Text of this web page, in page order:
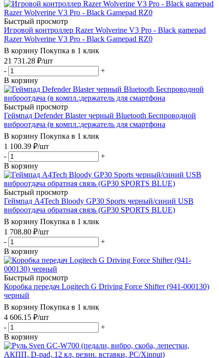
Быстрый просмотр
Игровой контроллер Razer Wolverine V3 Pro - Black gamepad
Razer Wolverine V3 Pro - Black Gamepad RZ0
В корзину Покупка в 1 клик
21 731.28 ₽/шт
-
+
В корзину
Быстрый просмотр
Геймпад Defender Blaster черный Bluetooth Беспроводной
виброотдача (в компл.:держатель для смартфона
В корзину Покупка в 1 клик
1 100.39 ₽/шт
-
+
В корзину
Быстрый просмотр
Геймпад A4Tech Bloody GP30 Sports черный/синий USB
виброотдача обратная связь (GP30 SPORTS BLUE)
В корзину Покупка в 1 клик
1 708.80 ₽/шт
-
+
В корзину
Быстрый просмотр
Коробка передач Logitech G Driving Force Shifter (941-000130)
черный
В корзину Покупка в 1 клик
4 606.15 ₽/шт
-
+
В корзину